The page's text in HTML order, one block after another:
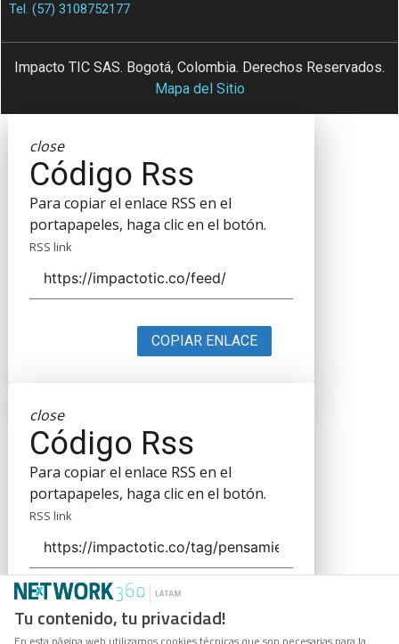
Tu contenido, tu privacidad!
Tel. (57) 3108752177
Impacto TIC SAS. Bogotá, Colombia. Derechos Reservados.
Mapa del Sitio
close
Código Rss
Para copiar el enlace RSS en el
portapapeles, haga clic en el botón.
RSS link
COPIAR ENLACE
close
Código Rss
Para copiar el enlace RSS en el
portapapeles, haga clic en el botón.
RSS link
COPIAR ENLACE